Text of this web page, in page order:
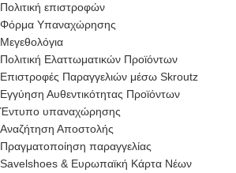
Πολιτική επιστροφών
Φόρμα Υπαναχώρησης
Μεγεθολόγια
Πολιτική Ελαττωματικών Προϊόντων
Επιστροφές Παραγγελιών μέσω Skroutz
Εγγύηση Αυθεντικότητας Προϊόντων
Έντυπο υπαναχώρησης
Αναζήτηση Αποστολής
Πραγματοποίηση παραγγελίας
Savelshoes & Ευρωπαϊκή Κάρτα Νέων